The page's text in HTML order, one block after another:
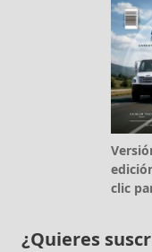
clic
¿Quieres